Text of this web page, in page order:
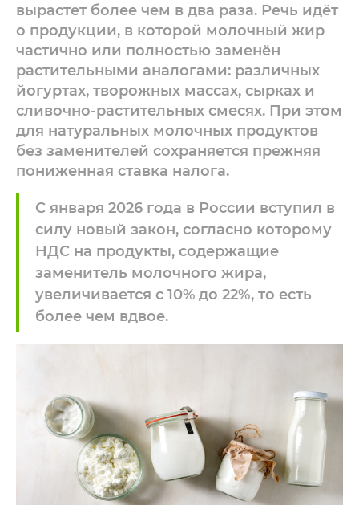
вырастет более чем в два раза. Речь идёт
о продукции, в которой молочный жир
частично или полностью заменён
растительными аналогами: различных
йогуртах, творожных массах, сырках и
сливочно-растительных смесях. При этом
для натуральных молочных продуктов
без заменителей сохраняется прежняя
пониженная ставка налога.
С января 2026 года в России вступил в
силу новый закон, согласно которому
НДС на продукты, содержащие
заменитель молочного жира,
увеличивается с 10% до 22%, то есть
более чем вдвое.